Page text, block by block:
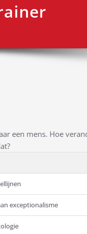
een mens. Hoe
exceptionalisme